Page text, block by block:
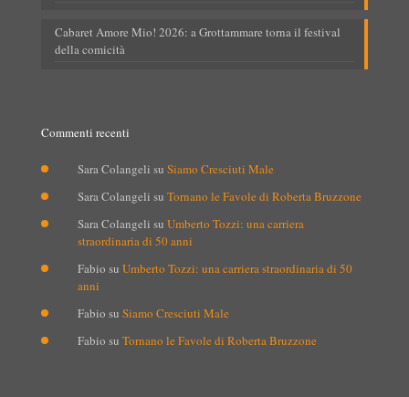
Cabaret Amore Mio! 2026: a Grottammare torna il festival
della comicità
Commenti recenti
Sara Colangeli su Siamo Cresciuti Male
Sara Colangeli su Tornano le Favole di Roberta Bruzzone
Sara Colangeli su Umberto Tozzi: una carriera
straordinaria di 50 anni
Fabio su Umberto Tozzi: una carriera straordinaria di 50
anni
Fabio su Siamo Cresciuti Male
Fabio su Tornano le Favole di Roberta Bruzzone